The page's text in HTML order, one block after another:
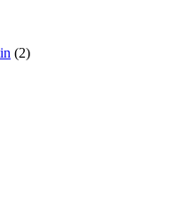
(2)